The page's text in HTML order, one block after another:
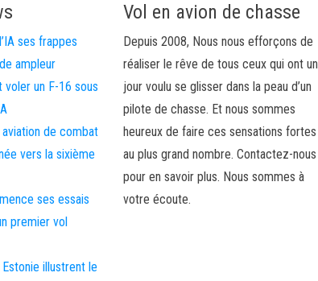
ses frappes
ampleur
voler un F-16 sous
de combat
vers la sixième
ses essais
premier vol
illustrent le
Vol en avion de chasse
Depuis 2008, Nous nous efforçons de
réaliser le rêve de tous ceux qui ont un
jour voulu se glisser dans la peau d’un
pilote de chasse. Et nous sommes
heureux de faire ces sensations fortes
au plus grand nombre. Contactez-nous
pour en savoir plus. Nous sommes à
votre écoute.